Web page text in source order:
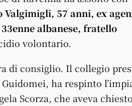
Valgimigli, 57 anni, ex
albanese, fratello
volontario.
di consiglio. Il collegio
ha respinto
Scorza, che aveva chiesto